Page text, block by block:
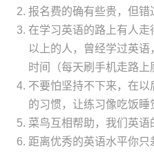
报名费的确有些贵，但错
在学习英语的路上有人
以上的人，曾经学过英
时间（每天刷手机走路上
不要怕坚持不下来，在
的习惯，让练习像吃饭睡
菜鸟互相帮助，我们英语
距离优秀的英语水平你只